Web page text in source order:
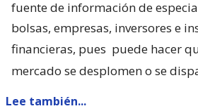
fuente de información de
bolsas, empresas, inversores e
financieras, pues puede hacer
mercado se desplomen o se
Lee también...